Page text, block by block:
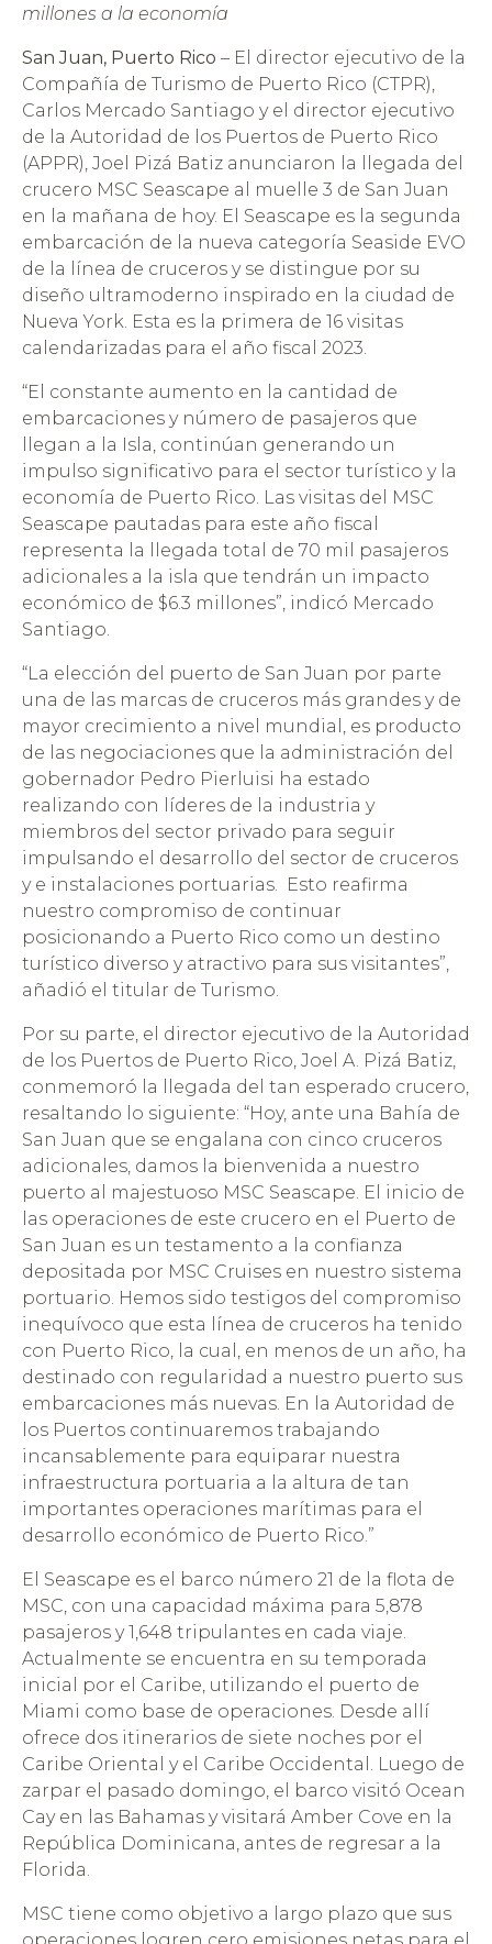
millones a la economía
San Juan, Puerto Rico – El director ejecutivo de la
Compañía de Turismo de Puerto Rico (CTPR),
Carlos Mercado Santiago y el director ejecutivo
de la Autoridad de los Puertos de Puerto Rico
(APPR), Joel Pizá Batiz anunciaron la llegada del
crucero MSC Seascape al muelle 3 de San Juan
en la mañana de hoy. El Seascape es la segunda
embarcación de la nueva categoría Seaside EVO
de la línea de cruceros y se distingue por su
diseño ultramoderno inspirado en la ciudad de
Nueva York. Esta es la primera de 16 visitas
calendarizadas para el año fiscal 2023.
“El constante aumento en la cantidad de
embarcaciones y número de pasajeros que
llegan a la Isla, continúan generando un
impulso significativo para el sector turístico y la
economía de Puerto Rico. Las visitas del MSC
Seascape pautadas para este año fiscal
representa la llegada total de 70 mil pasajeros
adicionales a la isla que tendrán un impacto
económico de $6.3 millones”, indicó Mercado
Santiago.
“La elección del puerto de San Juan por parte
una de las marcas de cruceros más grandes y de
mayor crecimiento a nivel mundial, es producto
de las negociaciones que la administración del
gobernador Pedro Pierluisi ha estado
realizando con líderes de la industria y
miembros del sector privado para seguir
impulsando el desarrollo del sector de cruceros
y e instalaciones portuarias. Esto reafirma
nuestro compromiso de continuar
posicionando a Puerto Rico como un destino
turístico diverso y atractivo para sus visitantes”,
añadió el titular de Turismo.
Por su parte, el director ejecutivo de la Autoridad
de los Puertos de Puerto Rico, Joel A. Pizá Batiz,
conmemoró la llegada del tan esperado crucero,
resaltando lo siguiente: “Hoy, ante una Bahía de
San Juan que se engalana con cinco cruceros
adicionales, damos la bienvenida a nuestro
puerto al majestuoso MSC Seascape. El inicio de
las operaciones de este crucero en el Puerto de
San Juan es un testamento a la confianza
depositada por MSC Cruises en nuestro sistema
portuario. Hemos sido testigos del compromiso
inequívoco que esta línea de cruceros ha tenido
con Puerto Rico, la cual, en menos de un año, ha
destinado con regularidad a nuestro puerto sus
embarcaciones más nuevas. En la Autoridad de
los Puertos continuaremos trabajando
incansablemente para equiparar nuestra
infraestructura portuaria a la altura de tan
importantes operaciones marítimas para el
desarrollo económico de Puerto Rico.”
El Seascape es el barco número 21 de la flota de
MSC, con una capacidad máxima para 5,878
pasajeros y 1,648 tripulantes en cada viaje.
Actualmente se encuentra en su temporada
inicial por el Caribe, utilizando el puerto de
Miami como base de operaciones. Desde allí
ofrece dos itinerarios de siete noches por el
Caribe Oriental y el Caribe Occidental. Luego de
zarpar el pasado domingo, el barco visitó Ocean
Cay en las Bahamas y visitará Amber Cove en la
República Dominicana, antes de regresar a la
Florida.
MSC tiene como objetivo a largo plazo que sus